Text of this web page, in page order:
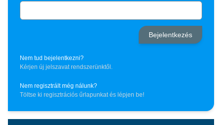
Nem tud bejelentkezni?
Kérjen új jelszavat rendszerünktől.
Nem regisztrált még nálunk?
Töltse ki regisztrációs űrlapunkat és lépjen be!